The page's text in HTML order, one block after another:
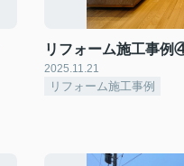
リフォーム施工事例
2025.11.21
リフォーム施工事例